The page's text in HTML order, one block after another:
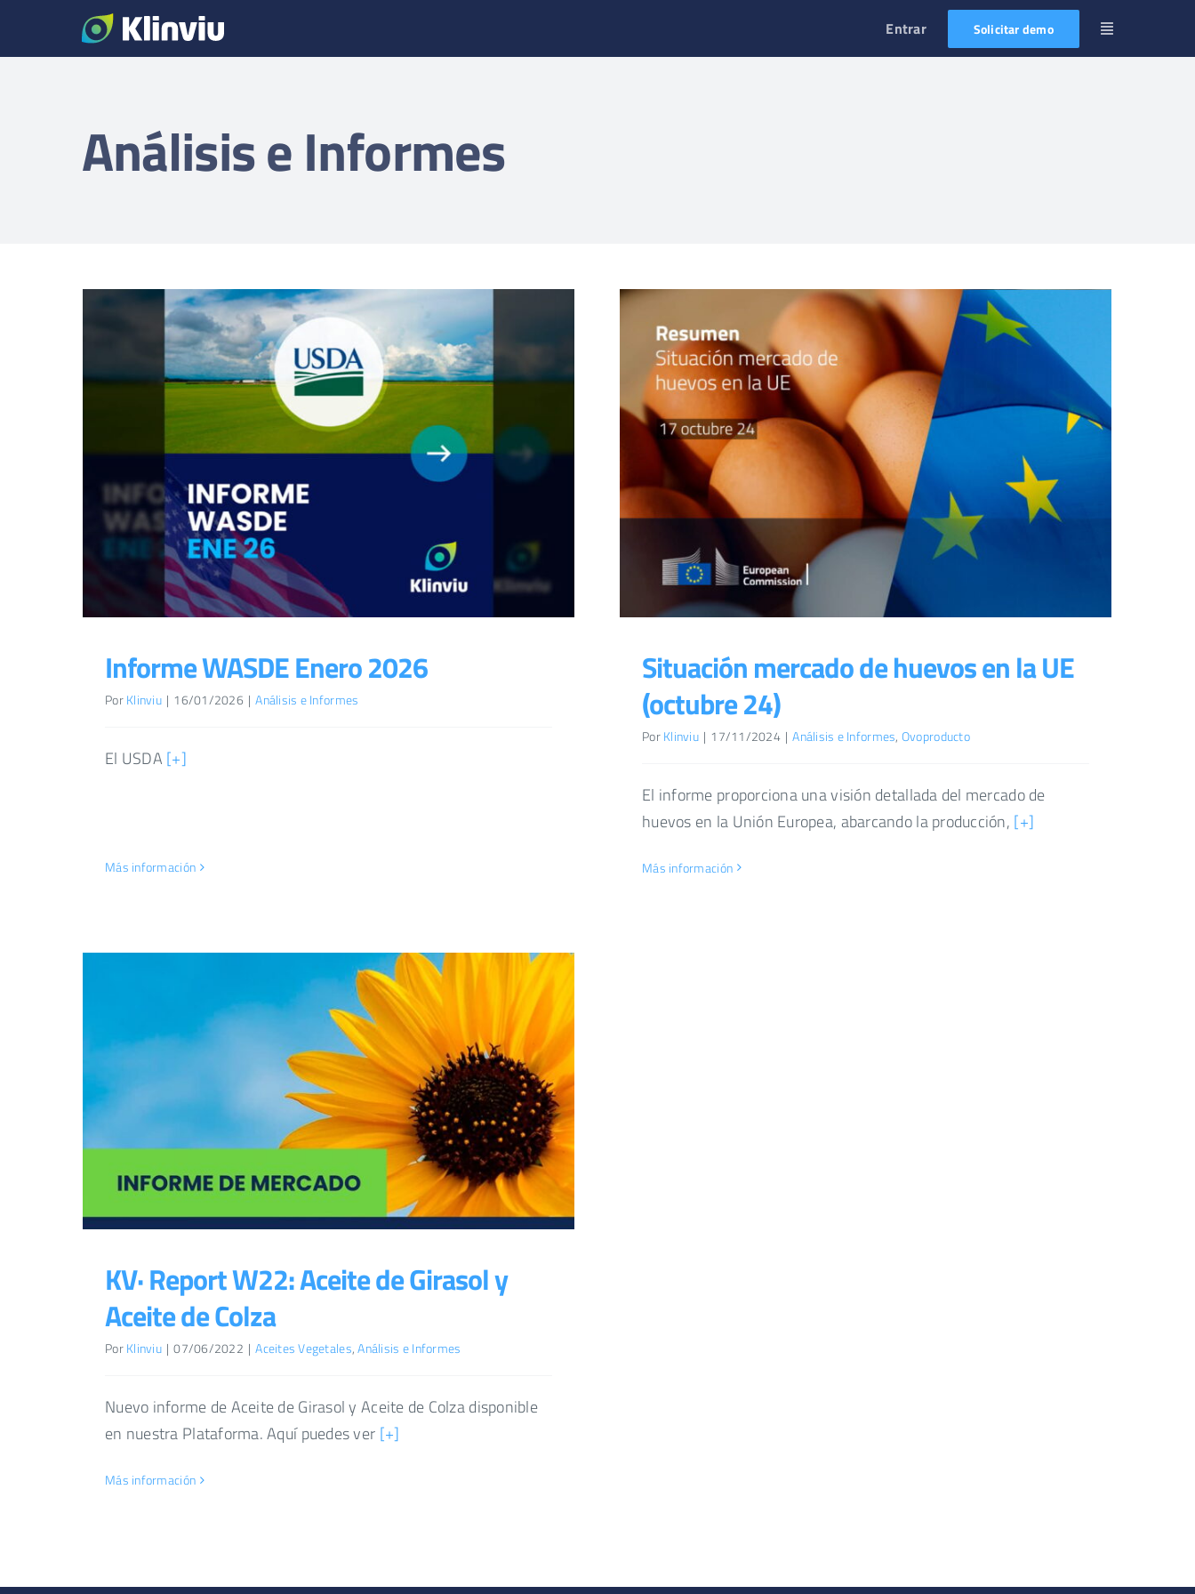
Entrar Solicitar demo
Análisis e Informes
Informe WASDE Enero 2026
PorKlinviu | 16/01/2026 | Análisis e Informes
El USDA [+]
Más información
Situación mercado de huevos en la UE
(octubre 24)
PorKlinviu | 17/11/2024 | Análisis e Informes, Ovoproducto
El informe proporciona una visión detallada del mercado de
huevos en la Unión Europea, abarcando la producción, [+]
Más información
KV· Report W22: Aceite de Girasol y
Aceite de Colza
PorKlinviu | 07/06/2022 | Aceites Vegetales,Análisis e Informes
Nuevo informe de Aceite de Girasol y Aceite de Colza disponible
en nuestra Plataforma. Aquí puedes ver [+]
Más información